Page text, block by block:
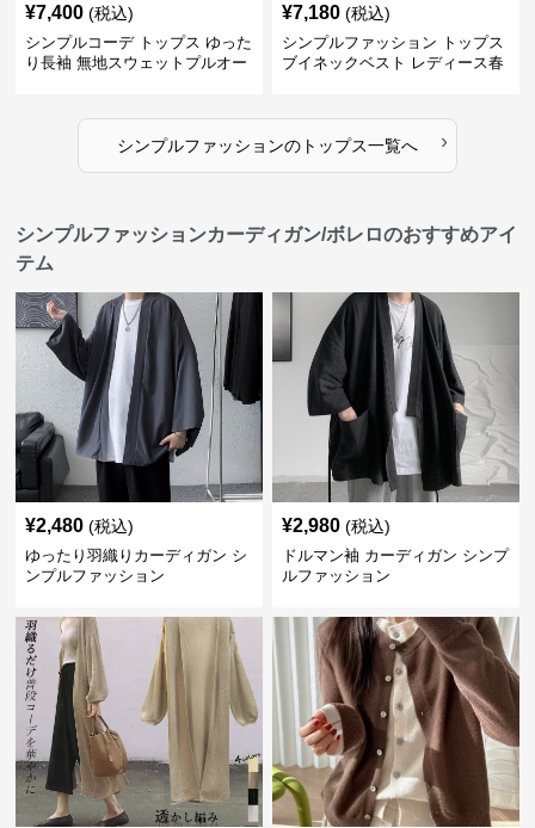
¥7,400 (税込)
シンプルコーデ トップス ゆった
り長袖 無地スウェットプルオー
¥7,180 (税込)
シンプルファッション トップス
ブイネックベスト レディース春
シンプルファッションのトップス一覧へ ›
シンプルファッションカーディガン/ボレロのおすすめアイ
テム
¥2,480 (税込)
ゆったり羽織りカーディガン シ
ンプルファッション
¥2,980 (税込)
ドルマン袖 カーディガン シンプ
ルファッション